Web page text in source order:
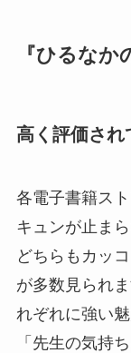
『ひるなか
高く評価され
各電子書籍ス
キュンが止ま
どちらもカッ
が多数見られ
れぞれに強い
「先生の気持